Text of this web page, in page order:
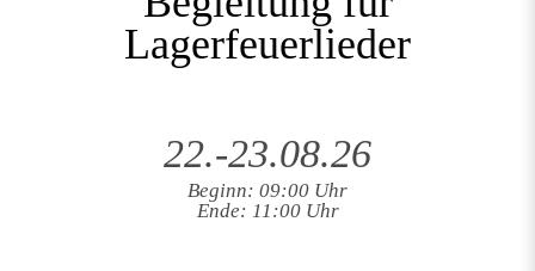
Lagerfeuerlieder
22.-23.08.26
Beginn: 09:00 Uhr
Ende: 11:00 Uhr